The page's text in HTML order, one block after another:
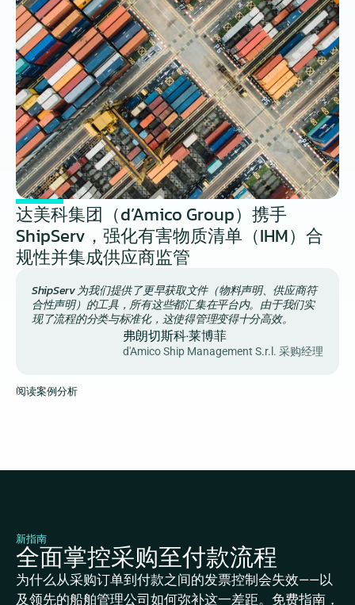
达美科集团（d’Amico Group）携手
ShipServ，强化有害物质清单（IHM）合
规性并集成供应商监管
ShipServ 为我们提供了更早获取文件（物料声明、供应商符
合性声明）的工具，所有这些都汇集在平台内。由于我们实
现了流程的分类与标准化，这使得管理变得十分高效。
弗朗切斯科·莱博菲
d'Amico Ship Management S.r.l. 采购经理
阅读案例分析
新指南
全面掌控采购至付款流程
为什么从采购订单到付款之间的发票控制会失效——以
及领先的船舶管理公司如何弥补这一差距。免费指南，